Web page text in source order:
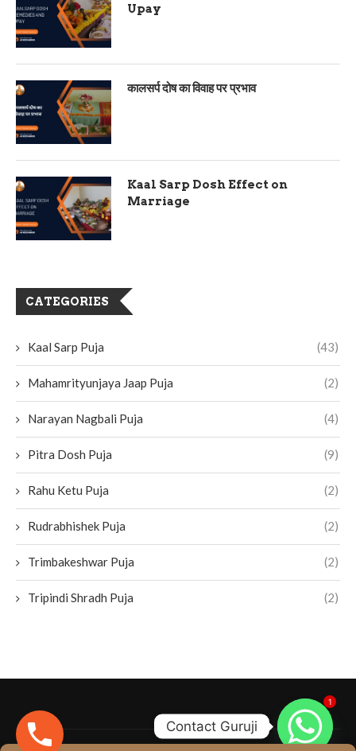
Upay
कालसर्प दोष का विवाह पर प्रभाव
Kaal Sarp Dosh Effect on
Marriage
CATEGORIES
Kaal Sarp Puja (43)
Mahamrityunjaya Jaap Puja (2)
Narayan Nagbali Puja (4)
Pitra Dosh Puja (9)
Rahu Ketu Puja (2)
Rudrabhishek Puja (2)
Trimbakeshwar Puja (2)
Tripindi Shradh Puja (2)
1
Contact Guruji